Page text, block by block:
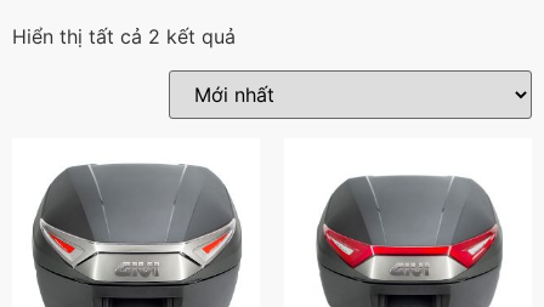
Hiển thị tất cả 2 kết quả